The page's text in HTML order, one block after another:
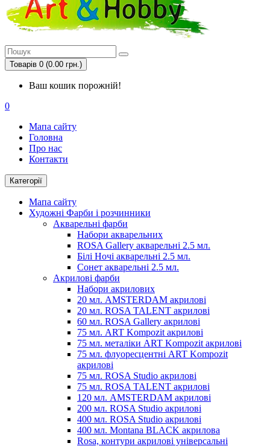
Товарів 0 (0.00 грн.)
Ваш кошик порожній!
0
Мапа сайту
Головна
Про нас
Контакти
Категорії
Мапа сайту
Художні Фарби і розчинники
Акварельні фарби
Набори акварельних
ROSA Gallery акварельні 2.5 мл.
Білі Ночі акварельні 2.5 мл.
Сонет акварельні 2.5 мл.
Акрилові фарби
Набори акрилових
20 мл. AMSTERDAM акрилові
20 мл. ROSA TALENT акрилові
60 мл. ROSA Gallery акрилові
75 мл. ART Kompozit акрилові
75 мл. металіки ART Kompozit акрилові
75 мл. флуоресцентні ART Kompozit
акрилові
75 мл. ROSA Studio акрилові
75 мл. ROSA TALENT акрилові
120 мл. AMSTERDAM акрилові
200 мл. ROSA Studio акрилові
400 мл. ROSA Studio акрилові
400 мл. Montana BLACK акрилова
Rosa, контури акрилові універсальні